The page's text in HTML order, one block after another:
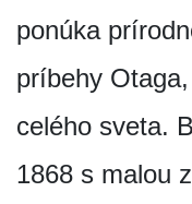
ponúka
príbehy
celého sveta.
1868 s malou